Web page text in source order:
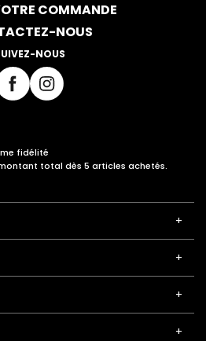
COMMANDE
NOUS
NOUS
fidélité
total dès 5 articles achetés.